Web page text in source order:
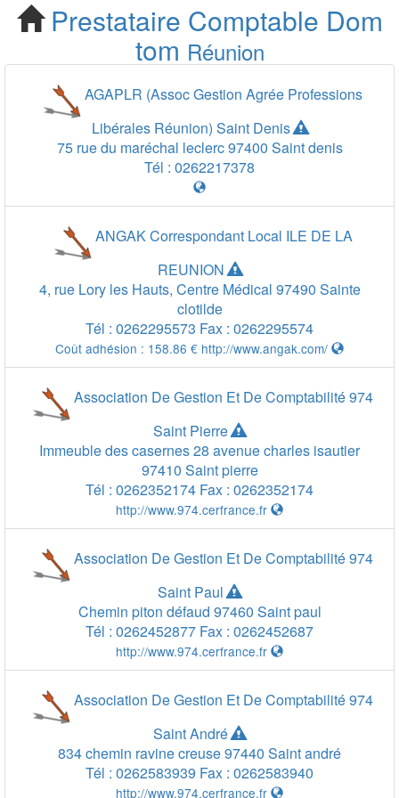
Cherchez votre
Prestataire Comptable
Réunion 974
Prestataire Comptable Dom
tom Réunion
AGAPLR (Assoc Gestion Agrée Professions
Libérales Réunion) Saint Denis
75 rue du maréchal leclerc97400 Saint denis
Tél : 0262217378
ANGAK Correspondant Local ILE DE LA
REUNION
4, rue Lory les Hauts, Centre Médical 97490 Sainte
clotilde
Tél : 0262295573 Fax : 0262295574
Coût adhésion : 158.86 € http://www.angak.com/
Association De Gestion Et De Comptabilité 974
Saint Pierre
Immeuble des casernes 28 avenue charles isautier
97410 Saint pierre
Tél : 0262352174 Fax : 0262352174
http://www.974.cerfrance.fr
Association De Gestion Et De Comptabilité 974
Saint Paul
Chemin piton défaud 97460 Saint paul
Tél : 0262452877 Fax : 0262452687
http://www.974.cerfrance.fr
Association De Gestion Et De Comptabilité 974
Saint André
834 chemin ravine creuse97440 Saint andré
Tél : 0262583939 Fax : 0262583940
http://www.974.cerfrance.fr